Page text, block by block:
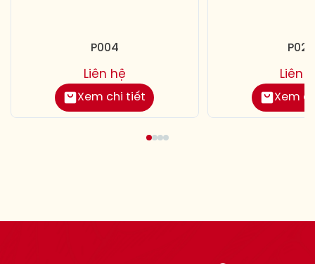
P004
Xem chi tiết
Liên hệ
P029
Xem
Liên